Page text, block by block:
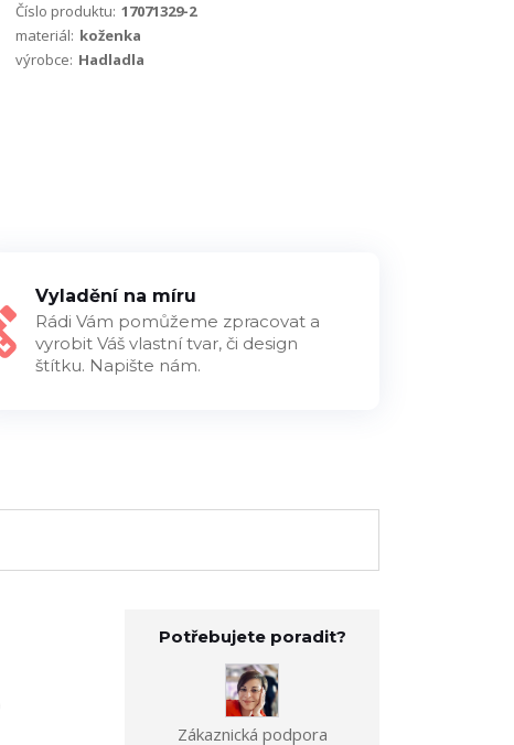
Číslo produktu: 17071329-2
materiál: koženka
výrobce: Hadladla
Vyladění na míru
Rádi Vám pomůžeme zpracovat a
vyrobit Váš vlastní tvar, či design
štítku. Napište nám.
Potřebujete poradit?
Zákaznická podpora